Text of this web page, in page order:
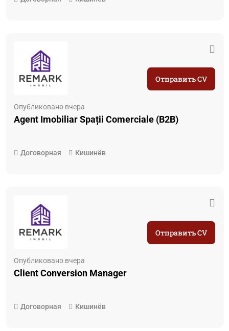
Опубликовано вчера
Agent Imobiliar Spații Comerciale (B2B)
Договорная Кишинёв
Отправить CV
Опубликовано вчера
Client Conversion Manager
Договорная Кишинёв
Отправить CV